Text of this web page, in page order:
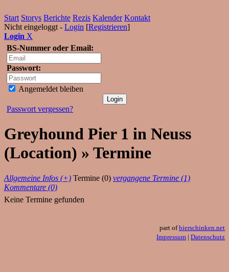
Start Storys Berichte Rezis Kalender Kontakt
Nicht eingeloggt - Login [Registrieren]
Login X
BS-Nummer oder Email:
Passwort:
Angemeldet bleiben
Passwort vergessen?
Greyhound Pier 1 in Neuss
(Location) » Termine
Allgemeine Infos (+) Termine (0) vergangene Termine (1)
Kommentare (0)
Keine Termine gefunden
part ofbierschinken.net
Impressum | Datenschutz